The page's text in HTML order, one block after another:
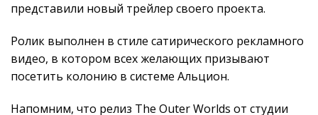
представили новый трейлер своего проекта.
Ролик выполнен в стиле сатирического рекламного
видео, в котором всех желающих призывают
посетить колонию в системе Альцион.
Напомним, что релиз The Outer Worlds от студии